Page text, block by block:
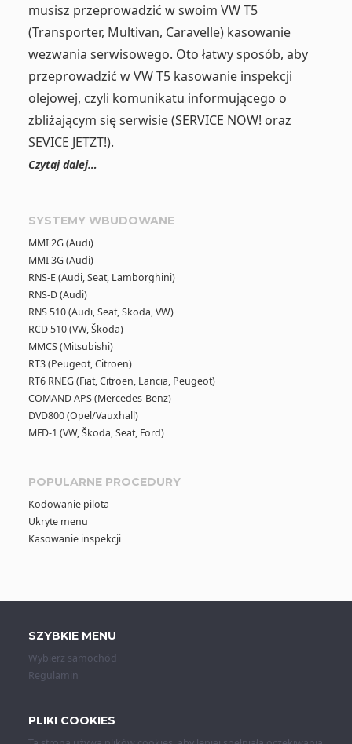
musisz przeprowadzić w swoim VW T5
(Transporter, Multivan, Caravelle) kasowanie
wezwania serwisowego. Oto łatwy sposób, aby
przeprowadzić w VW T5 kasowanie inspekcji
olejowej, czyli komunikatu informującego o
zbliżającym się serwisie (SERVICE NOW! oraz
SEVICE JETZT!).
Czytaj dalej…
SYSTEMY WBUDOWANE
MMI 2G (Audi)
MMI 3G (Audi)
RNS-E (Audi, Seat, Lamborghini)
RNS-D (Audi)
RNS 510 (Audi, Seat, Skoda, VW)
RCD 510 (VW, Škoda)
MMCS (Mitsubishi)
RT3 (Peugeot, Citroen)
RT6 RNEG (Fiat, Citroen, Lancia, Peugeot)
COMAND APS (Mercedes-Benz)
DVD800 (Opel/Vauxhall)
MFD-1 (VW, Škoda, Seat, Ford)
POPULARNE PROCEDURY
Kodowanie pilota
Ukryte menu
Kasowanie inspekcji
SZYBKIE MENU
Wybierz samochód
Regulamin
PLIKI COOKIES